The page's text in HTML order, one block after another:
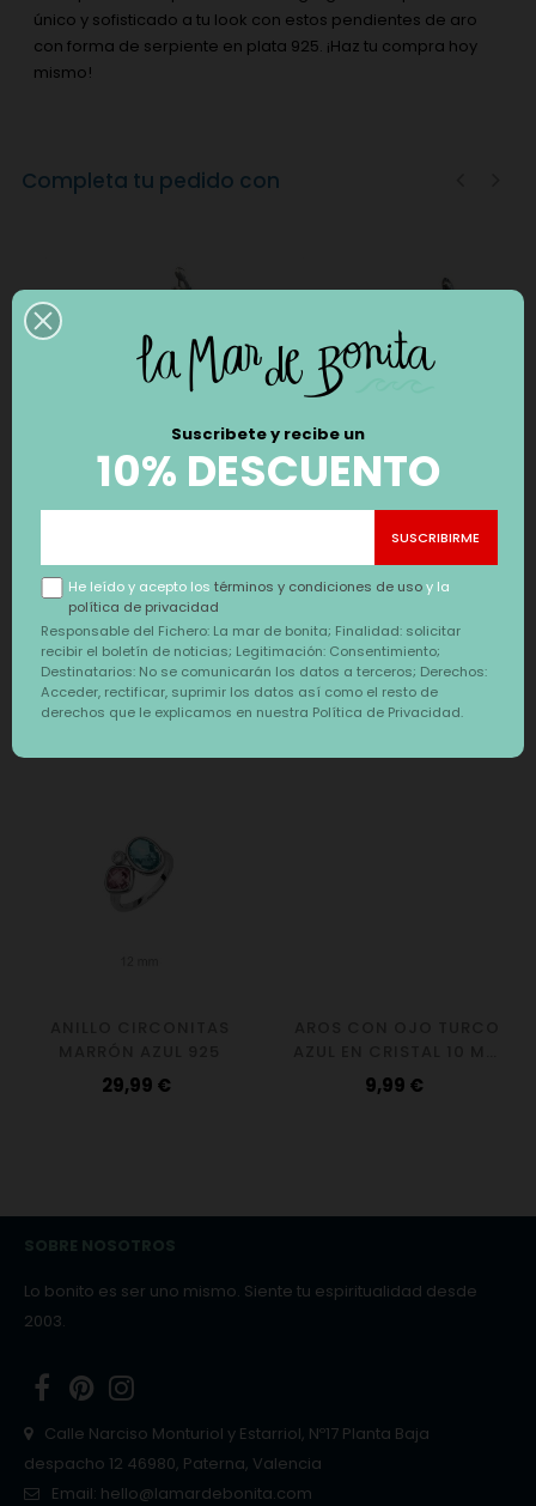
único y sofisticado a tu look con estos pendientes de aro
con forma de serpiente en plata 925. ¡Haz tu compra hoy
mismo!
Completa tu pedido con
LISA PLATA 925
También te puede interesar
Precio
29,99 €
PLATA 925
Precio
9,99 €
‹ ›
SOBRE NOSOTROS
Lo bonito es ser uno mismo. Siente tu espiritualidad desde
2003.
FacebookPinterest
Calle Narciso Monturiol y Estarriol, Nº17 Planta Baja
despacho 12 46980, Paterna, Valencia
Email: hello@lamardebonita.com
Responsable del Fichero: La mar de bonita; Finalidad: solicitar
recibir el boletín de noticias; Legitimación: Consentimiento;
Destinatarios: No se comunicarán los datos a terceros; Derechos:
Acceder, rectificar, suprimir los datos así como el resto de
derechos que le explicamos en nuestra Política de Privacidad.
He leído y acepto lostérminos y condiciones de usoy la
política de privacidad
10% DESCUENTO
Suscribete y recibe un